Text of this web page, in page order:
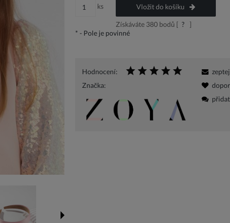
ks Vložit do košíku
Získáváte 380bodů [ ?
]
* - Pole je povinné
Hodnocení:
Značka: